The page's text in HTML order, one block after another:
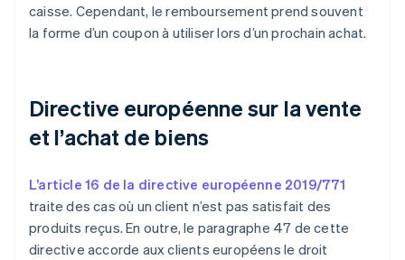
caisse. Cependant, le remboursement prend souvent
la forme d’un coupon à utiliser lors d’un prochain achat.
Directive européenne sur la vente
et l’achat de biens
L’article 16 de la directive européenne 2019/771
traite des cas où un client n’est pas satisfait des
produits reçus. En outre, le paragraphe 47 de cette
directive accorde aux clients européens le droit